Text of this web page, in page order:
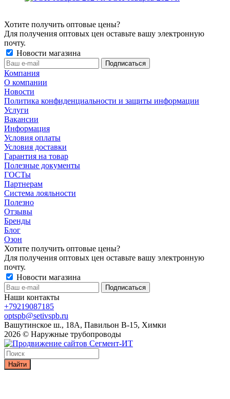
Хотите получить оптовые цены?
Для получения оптовых цен оставьте вашу электронную
почту.
Новости магазина
Компания
О компании
Новости
Политика конфиденциальности и защиты информации
Услуги
Вакансии
Информация
Условия оплаты
Условия доставки
Гарантия на товар
Полезные документы
ГОСТы
Партнерам
Система лояльности
Полезно
Отзывы
Бренды
Блог
Озон
Хотите получить оптовые цены?
Для получения оптовых цен оставьте вашу электронную
почту.
Новости магазина
Наши контакты
+79219087185
optspb@setivspb.ru
Вашутинское ш., 18А, Павильон В-15, Химки
2026 © Наружные трубопроводы
Найти